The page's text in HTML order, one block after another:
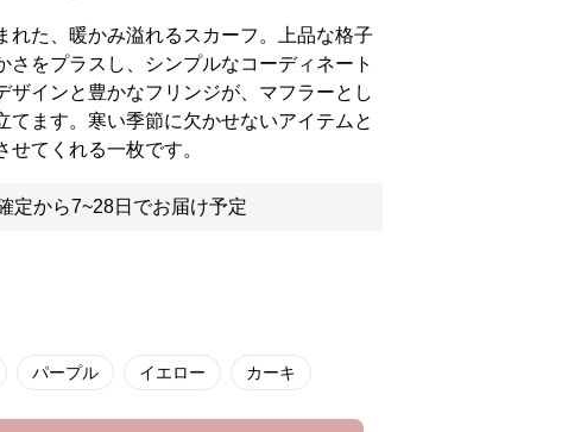
れた、暖かみ溢れるスカーフ。上品な格子
さをプラスし、シンプルなコーディネート
ザインと豊かなフリンジが、マフラーとし
てます。寒い季節に欠かせないアイテムと
せてくれる一枚です。
定から7~28日でお届け予定
パープル イエロー カーキ